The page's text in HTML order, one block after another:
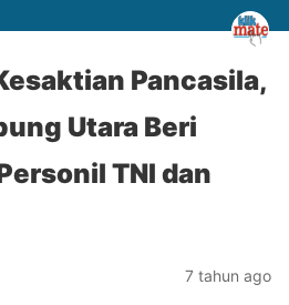
Pancasila,
Utara Beri
TNI dan
7 tahun ago